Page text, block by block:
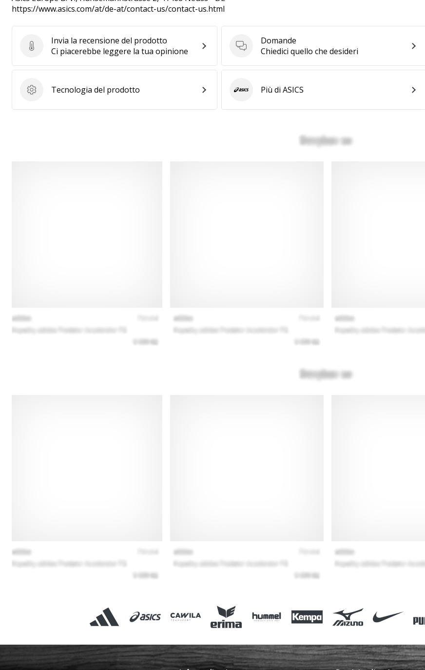
https://www.asics.com/at/de-at/contact-us/contact-us.html
Invia la recensione del prodotto
Invia la recensione del prodotto
Ci piacerebbe leggere la tua opinione
Domande
Domande
Chiedici quello che desideri
Tecnologia del prodotto
Tecnologia del prodotto ASICSPiù di ASICS